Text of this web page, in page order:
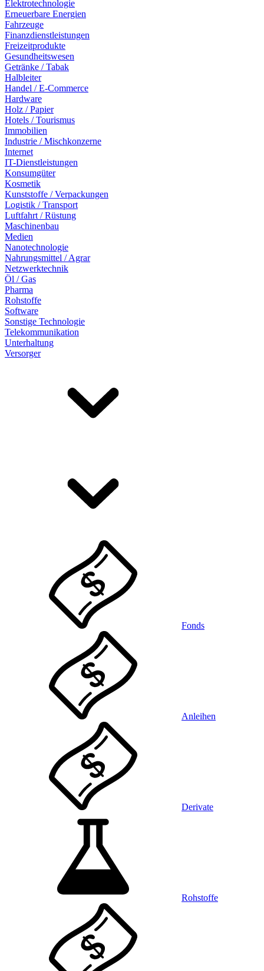
Elektrotechnologie
Erneuerbare Energien
Fahrzeuge
Finanzdienstleistungen
Freizeitprodukte
Gesundheitswesen
Getränke / Tabak
Halbleiter
Handel / E-Commerce
Hardware
Holz / Papier
Hotels / Tourismus
Immobilien
Industrie / Mischkonzerne
Internet
IT-Dienstleistungen
Konsumgüter
Kosmetik
Kunststoffe / Verpackungen
Logistik / Transport
Luftfahrt / Rüstung
Maschinenbau
Medien
Nanotechnologie
Nahrungsmittel / Agrar
Netzwerktechnik
Öl / Gas
Pharma
Rohstoffe
Software
Sonstige Technologie
Telekommunikation
Unterhaltung
Versorger
Fonds
Anleihen
Derivate
Rohstoffe